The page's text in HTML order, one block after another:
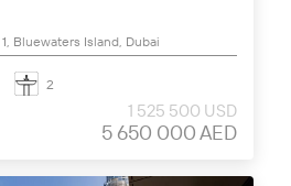
Bluewaters Island, Dubai
2
1 525 500 USD
5 650 000 AED